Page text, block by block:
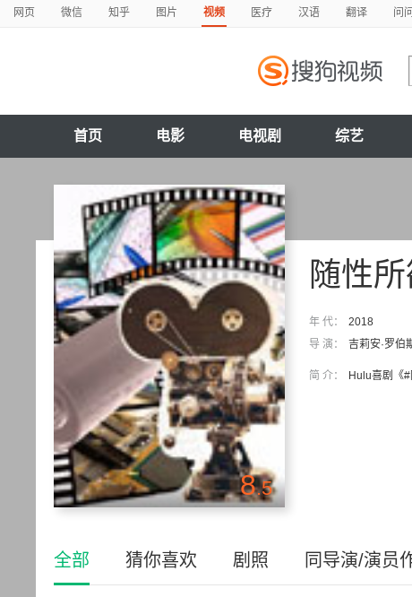
网页 微信 知乎 图片 视频 医疗 汉语 翻译 问问
首页 电影 电视剧 综艺
8.5
随性
年 代： 2018
导 演：
吉莉安·罗伯
简 介： Hulu喜剧《
全部 猜你喜欢 剧照 同导演/演员